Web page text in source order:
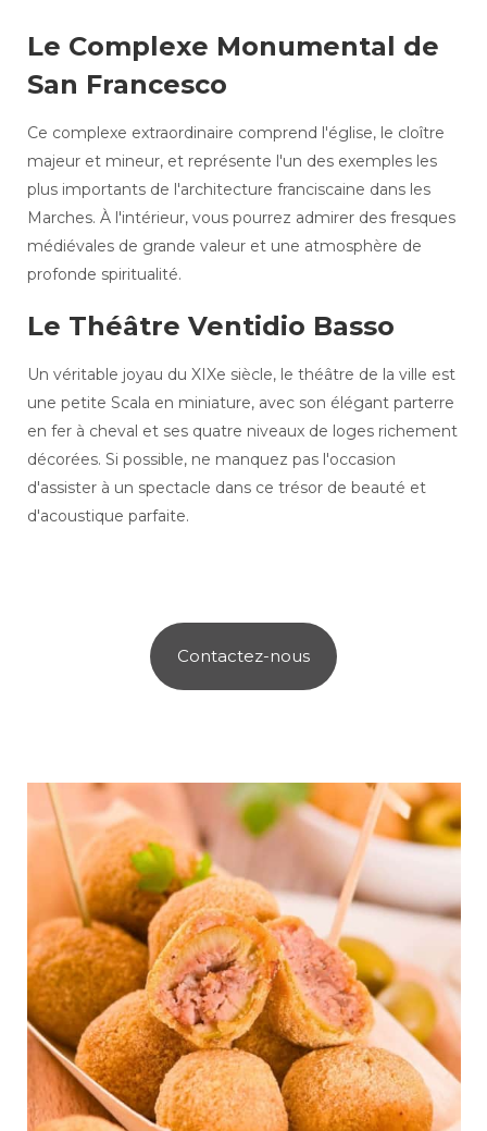
Le Complexe Monumental de
San Francesco
Ce complexe extraordinaire comprend l'église, le cloître
majeur et mineur, et représente l'un des exemples les
plus importants de l'architecture franciscaine dans les
Marches. À l'intérieur, vous pourrez admirer des fresques
médiévales de grande valeur et une atmosphère de
profonde spiritualité.
Le Théâtre Ventidio Basso
Un véritable joyau du XIXe siècle, le théâtre de la ville est
une petite Scala en miniature, avec son élégant parterre
en fer à cheval et ses quatre niveaux de loges richement
décorées. Si possible, ne manquez pas l'occasion
d'assister à un spectacle dans ce trésor de beauté et
d'acoustique parfaite.
Contactez-nous